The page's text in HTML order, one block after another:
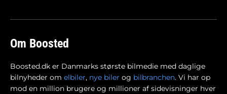
Om Boosted
Boosted.dk er Danmarks største bilmedie med daglige
bilnyheder om elbiler, nye biler og bilbranchen. Vi har op
mod en million brugere og millioner af sidevisninger hver